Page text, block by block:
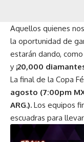
Aquellos quienes
la oportunidad de
estarán dando,
y ¡20,000
La final de la Copa
agosto (7:00pm
ARG.). Los equipos
escuadras para